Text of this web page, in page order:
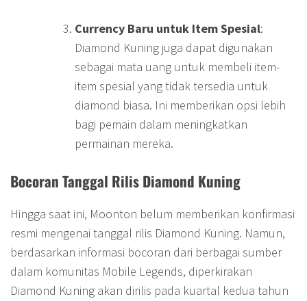
Currency Baru untuk Item Spesial:
Diamond Kuning juga dapat digunakan
sebagai mata uang untuk membeli item-
item spesial yang tidak tersedia untuk
diamond biasa. Ini memberikan opsi lebih
bagi pemain dalam meningkatkan
permainan mereka.
Bocoran Tanggal Rilis Diamond Kuning
Hingga saat ini, Moonton belum memberikan konfirmasi
resmi mengenai tanggal rilis Diamond Kuning. Namun,
berdasarkan informasi bocoran dari berbagai sumber
dalam komunitas Mobile Legends, diperkirakan
Diamond Kuning akan dirilis pada kuartal kedua tahun